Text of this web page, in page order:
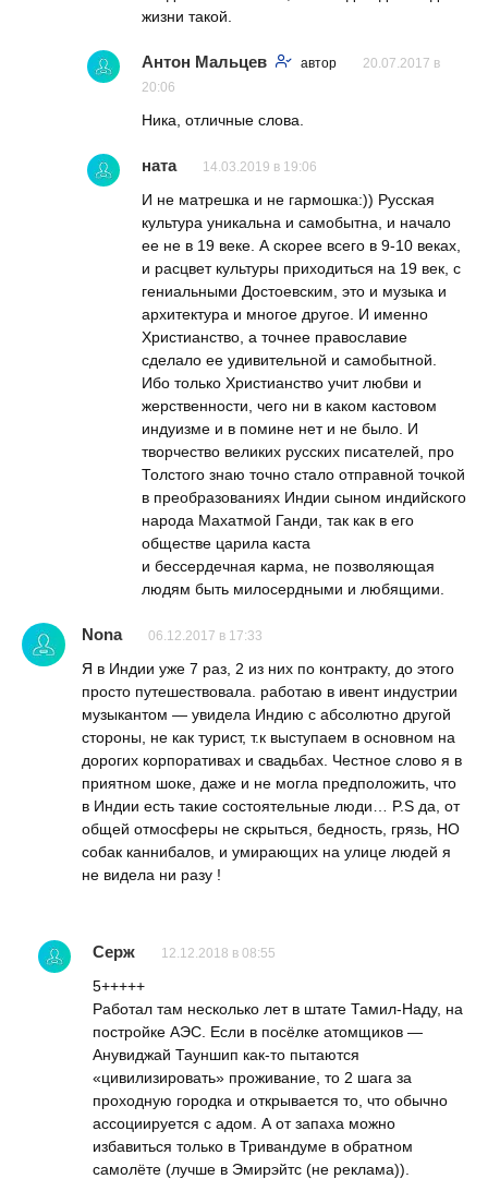
жизни такой.
Антон Мальцев автор
20.07.2017 в
20:06
Ника, отличные слова.
ната 14.03.2019 в 19:06
И не матрешка и не гармошка:)) Русская
культура уникальна и самобытна, и начало
ее не в 19 веке. А скорее всего в 9-10 веках,
и расцвет культуры приходиться на 19 век, с
гениальными Достоевским, это и музыка и
архитектура и многое другое. И именно
Христианство, а точнее православие
сделало ее удивительной и самобытной.
Ибо только Христианство учит любви и
жерственности, чего ни в каком кастовом
индуизме и в помине нет и не было. И
творчество великих русских писателей, про
Толстого знаю точно стало отправной точкой
в преобразованиях Индии сыном индийского
народа Махатмой Ганди, так как в его
обществе царила каста
и бессердечная карма, не позволяющая
людям быть милосердными и любящими.
Nona 06.12.2017 в 17:33
Я в Индии уже 7 раз, 2 из них по контракту, до этого
просто путешествовала. работаю в ивент индустрии
музыкантом — увидела Индию с абсолютно другой
стороны, не как турист, т.к выступаем в основном на
дорогих корпоративах и свадьбах. Честное слово я в
приятном шоке, даже и не могла предположить, что
в Индии есть такие состоятельные люди… P.S да, от
общей отмосферы не скрыться, бедность, грязь, НО
собак каннибалов, и умирающих на улице людей я
не видела ни разу !
Серж 12.12.2018 в 08:55
5+++++
Работал там несколько лет в штате Тамил-Наду, на
постройке АЭС. Если в посёлке атомщиков —
Анувиджай Тауншип как-то пытаются
«цивилизировать» проживание, то 2 шага за
проходную городка и открывается то, что обычно
ассоциируется с адом. А от запаха можно
избавиться только в Тривандуме в обратном
самолёте (лучше в Эмирэйтс (не реклама)).